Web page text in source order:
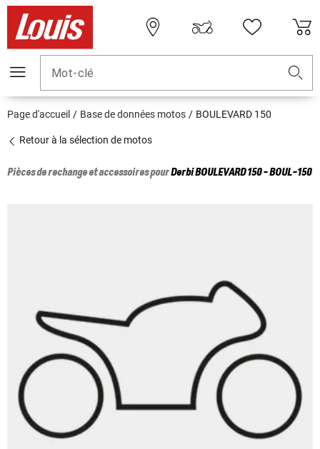
Mot-clé
Page d'accueil Base de données motos BOULEVARD 150
Retour à la sélection de motos
Pièces de rechange et accessoires pourDerbiBOULEVARD 150 - BOUL-150